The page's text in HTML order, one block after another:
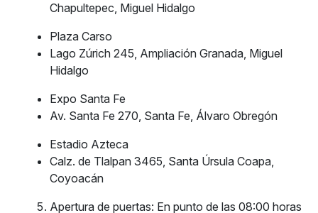
Chapultepec, Miguel Hidalgo
Plaza Carso
Lago Zúrich 245, Ampliación Granada, Miguel
Hidalgo
Expo Santa Fe
Av. Santa Fe 270, Santa Fe, Álvaro Obregón
Estadio Azteca
Calz. de Tlalpan 3465, Santa Úrsula Coapa,
Coyoacán
Apertura de puertas: En punto de las 08:00 horas